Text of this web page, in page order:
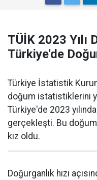
TÜİK 2023
Türkiye'de
Türkiye İstatistik
doğum istatistiklerini
Türkiye'de 2023
gerçekleşti. Bu
kız oldu.
Doğurganlık hızı